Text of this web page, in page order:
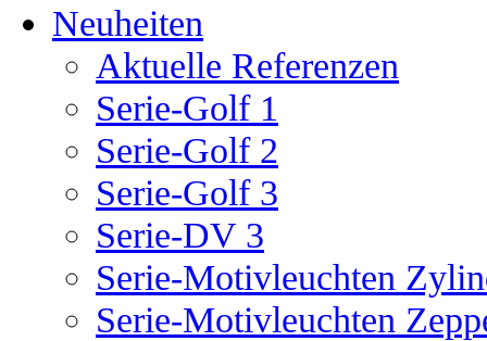
Neuheiten
Aktuelle Referenzen
Serie-Golf 1
Serie-Golf 2
Serie-Golf 3
Serie-DV 3
Serie-Motivleuchten
Serie-Motivleuchten